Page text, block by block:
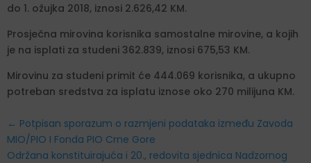
do 1. ožujka 2018, iznosi 2.626,42 KM.
Prosječna mirovina korisnika samostalne mirovine, a kojih
je na isplati za studeni 362.839, iznosi 675,53 KM.
Mirovinu za studeni primit će 444.069 korisnika, a ukupno
potreban sredstva za isplatu iznose oko 270 milijuna KM.
← Potpisan sporazum o razmjeni podataka između Zavoda
MIO/PIO I Fonda PIO Crne Gore
Održana konstituirajuća i 20., redovita sjednica Nadzornog